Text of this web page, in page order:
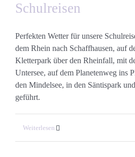
Schulreisen
Perfekten Wetter für unsere
dem Rhein nach Schaffhausen, auf
Kletterpark über den Rheinfall, mit
Untersee, auf dem Planetenweg ins
den Mindelsee, in den Säntispark
geführt.
Weiterlesen